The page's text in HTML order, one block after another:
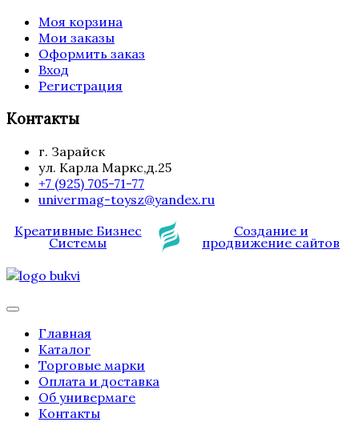
Моя корзина
Мои заказы
Оформить заказ
Вход
Регистрация
Контакты
г. Зарайск
ул. Карла Маркс,д.25
+7 (925) 705-71-77
univermag-toysz@yandex.ru
Креативные Бизнес
Системы
Создание и
продвижение сайтов
Главная
Каталог
Торговые марки
Оплата и доставка
Об универмаге
Контакты